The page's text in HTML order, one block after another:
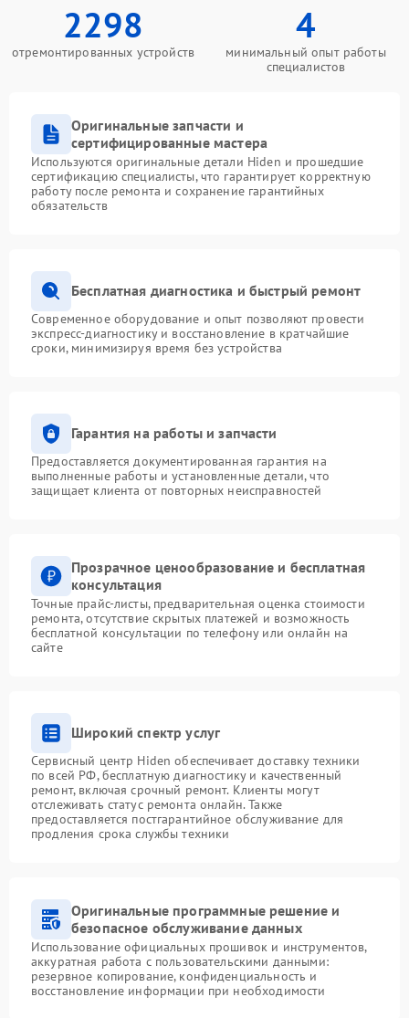
2298
отремонтированных устройств
4
минимальный опыт работы
специалистов
Оригинальные запчасти и
сертифицированные мастера
Используются оригинальные детали Hiden и прошедшие
сертификацию специалисты, что гарантирует корректную
работу после ремонта и сохранение гарантийных
обязательств
Бесплатная диагностика и быстрый ремонт
Современное оборудование и опыт позволяют провести
экспресс-диагностику и восстановление в кратчайшие
сроки, минимизируя время без устройства
Гарантия на работы и запчасти
Предоставляется документированная гарантия на
выполненные работы и установленные детали, что
защищает клиента от повторных неисправностей
Прозрачное ценообразование и бесплатная
консультация
Точные прайс-листы, предварительная оценка стоимости
ремонта, отсутствие скрытых платежей и возможность
бесплатной консультации по телефону или онлайн на
сайте
Широкий спектр услуг
Сервисный центр Hiden обеспечивает доставку техники
по всей РФ, бесплатную диагностику и качественный
ремонт, включая срочный ремонт. Клиенты могут
отслеживать статус ремонта онлайн. Также
предоставляется постгарантийное обслуживание для
продления срока службы техники
Оригинальные программные решение и
безопасное обслуживание данных
Использование официальных прошивок и инструментов,
аккуратная работа с пользовательскими данными:
резервное копирование, конфиденциальность и
восстановление информации при необходимости